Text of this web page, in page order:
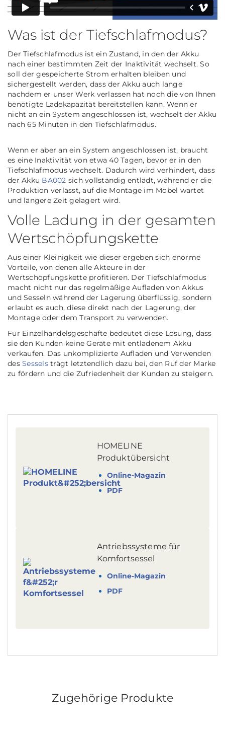
Was ist der Tiefschlafmodus?
Der Tiefschlafmodus ist ein Zustand, in den der Akku
nach einer bestimmten Zeit der Inaktivität wechselt. So
soll der gespeicherte Strom erhalten bleiben und
sichergestellt werden, dass der Akku auch lange
nachdem er unser Werk verlassen hat noch die von Ihnen
benötigte Ladekapazität bereitstellen kann. Wenn er
nicht an ein System angeschlossen ist, wechselt der Akku
nach 65 Minuten in den Tiefschlafmodus.
Wenn er aber an ein System angeschlossen ist, braucht
es eine Inaktivität von etwa 40 Tagen, bevor er in den
Tiefschlafmodus wechselt. Dadurch wird verhindert, dass
der Akku BA002 sich vollständig entlädt, während er die
Produktion verlässt, auf die Montage im Möbel wartet
und längere Zeit gelagert wird.
Volle Ladung in der gesamten
Wertschöpfungskette
Aus einer Kleinigkeit wie dieser ergeben sich enorme
Vorteile, von denen alle Akteure in der
Wertschöpfungskette profitieren. Der Tiefschlafmodus
macht nicht nur das regelmäßige Aufladen von Akkus
und Sesseln während der Lagerung überflüssig, sondern
erlaubt es auch, diese direkt nach der Lagerung, der
Montage oder dem Transport zu verwenden.
Für Einzelhandelsgeschäfte bedeutet diese Lösung, dass
sie den Kunden keine Geräte mit entladenem Akku
verkaufen. Das unkomplizierte Aufladen und Verwenden
des Sesselsträgt letztendlich dazu bei, den Ruf der Marke
zu fördern und die Zufriedenheit der Kunden zu steigern.
HOMELINE
Produktübersicht
Online-Magazin
PDF
Antriebssysteme für
Komfortsessel
Online-Magazin
PDF
Zugehörige Produkte